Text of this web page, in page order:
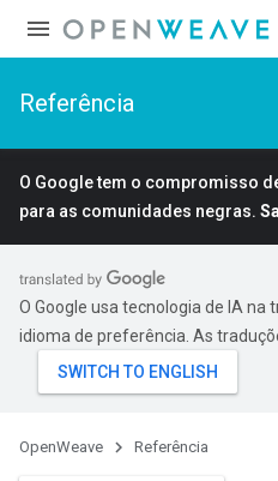
Referência
O Google tem o compromisso
para as comunidades negras.
O Google usa tecnologia de IA na
idioma de preferência. As
OpenWeave Referência